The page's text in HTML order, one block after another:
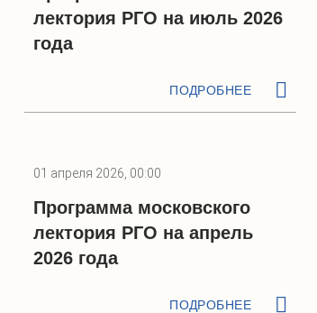
лектория РГО на июль 2026
года
ПОДРОБНЕЕ
01 апреля 2026, 00:00
Программа московского
лектория РГО на апрель
2026 года
ПОДРОБНЕЕ